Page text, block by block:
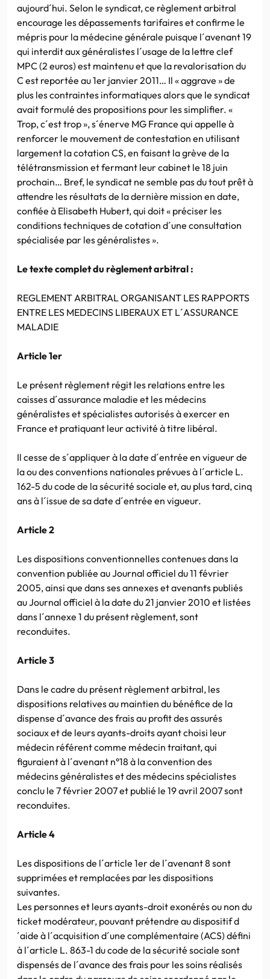
aujourd´hui. Selon le syndicat, ce règlement arbitral
encourage les dépassements tarifaires et confirme le
mépris pour la médecine générale puisque l´avenant 19
qui interdit aux généralistes l´usage de la lettre clef
MPC (2 euros) est maintenu et que la revalorisation du
C est reportée au 1er janvier 2011… Il « aggrave » de
plus les contraintes informatiques alors que le syndicat
avait formulé des propositions pour les simplifier. «
Trop, c´est trop », s´énerve MG France qui appelle à
renforcer le mouvement de contestation en utilisant
largement la cotation CS, en faisant la grève de la
télétransmission et fermant leur cabinet le 18 juin
prochain… Bref, le syndicat ne semble pas du tout prêt à
attendre les résultats de la dernière mission en date,
confiée à Elisabeth Hubert, qui doit « préciser les
conditions techniques de cotation d´une consultation
spécialisée par les généralistes ».
Le texte complet du règlement arbitral :
REGLEMENT ARBITRAL ORGANISANT LES RAPPORTS
ENTRE LES MEDECINS LIBERAUX ET L´ASSURANCE
MALADIE
Article 1er
Le présent règlement régit les relations entre les
caisses d´assurance maladie et les médecins
généralistes et spécialistes autorisés à exercer en
France et pratiquant leur activité à titre libéral.
Il cesse de s´appliquer à la date d´entrée en vigueur de
la ou des conventions nationales prévues à l´article L.
162-5 du code de la sécurité sociale et, au plus tard, cinq
ans à l´issue de sa date d´entrée en vigueur.
Article 2
Les dispositions conventionnelles contenues dans la
convention publiée au Journal officiel du 11 février
2005, ainsi que dans ses annexes et avenants publiés
au Journal officiel à la date du 21 janvier 2010 et listées
dans l´annexe 1 du présent règlement, sont
reconduites.
Article 3
Dans le cadre du présent règlement arbitral, les
dispositions relatives au maintien du bénéfice de la
dispense d´avance des frais au profit des assurés
sociaux et de leurs ayants-droits ayant choisi leur
médecin référent comme médecin traitant, qui
figuraient à l´avenant n°18 à la convention des
médecins généralistes et des médecins spécialistes
conclu le 7 février 2007 et publié le 19 avril 2007 sont
reconduites.
Article 4
Les dispositions de l´article 1er de l´avenant 8 sont
supprimées et remplacées par les dispositions
suivantes.
Les personnes et leurs ayants-droit exonérés ou non du
ticket modérateur, pouvant prétendre au dispositif d
´aide à l´acquisition d´une complémentaire (ACS) défini
à l´article L. 863-1 du code de la sécurité sociale sont
dispensés de l´avance des frais pour les soins réalisés